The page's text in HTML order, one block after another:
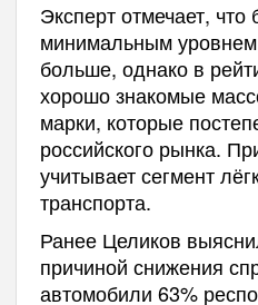
Эксперт отмечает, что
минимальным
больше, однако в
хорошо знакомые
марки, которые
российского рынка.
учитывает сегмент
транспорта.
Ранее Целиков
причиной снижения
автомобили 63%